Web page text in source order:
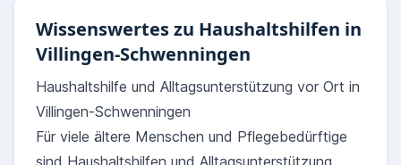
Wissenswertes zu Haushaltshilfen in
Villingen-Schwenningen
Haushaltshilfe und Alltagsunterstützung vor Ort in
Villingen-Schwenningen
Für viele ältere Menschen und Pflegebedürftige
sind Haushaltshilfen und Alltagsunterstützung